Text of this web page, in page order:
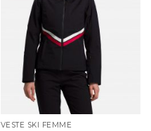
VESTE SKI FEMME